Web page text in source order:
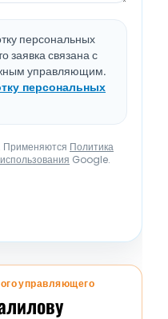
персональных
заявка связана с
управляющим.
персональных
Применяются Политика
Google.
управляющего